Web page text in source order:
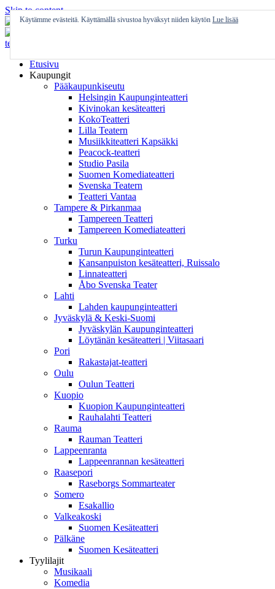
Skip to content
Etusivu
Kaupungit
Pääkaupunkiseutu
Helsingin Kaupunginteatteri
Kivinokan kesäteatteri
KokoTeatteri
Lilla Teatern
Musiikkiteatteri Kapsäkki
Peacock-teatteri
Studio Pasila
Suomen Komediateatteri
Svenska Teatern
Teatteri Vantaa
Tampere & Pirkanmaa
Tampereen Teatteri
Tampereen Komediateatteri
Turku
Turun Kaupunginteatteri
Kansanpuiston kesäteatteri, Ruissalo
Linnateatteri
Åbo Svenska Teater
Lahti
Lahden kaupunginteatteri
Jyväskylä & Keski-Suomi
Jyväskylän Kaupunginteatteri
Löytänän kesäteatteri | Viitasaari
Pori
Rakastajat-teatteri
Oulu
Oulun Teatteri
Kuopio
Kuopion Kaupunginteatteri
Rauhalahti Teatteri
Rauma
Rauman Teatteri
Lappeenranta
Lappeenrannan kesäteatteri
Raasepori
Raseborgs Sommarteater
Somero
Esakallio
Valkeakoski
Suomen Kesäteatteri
Pälkäne
Suomen Kesäteatteri
Tyylilajit
Musikaali
Komedia
Käytämme evästeitä. Käyttämällä sivustoa hyväksyt niiden käytön Lue lisää